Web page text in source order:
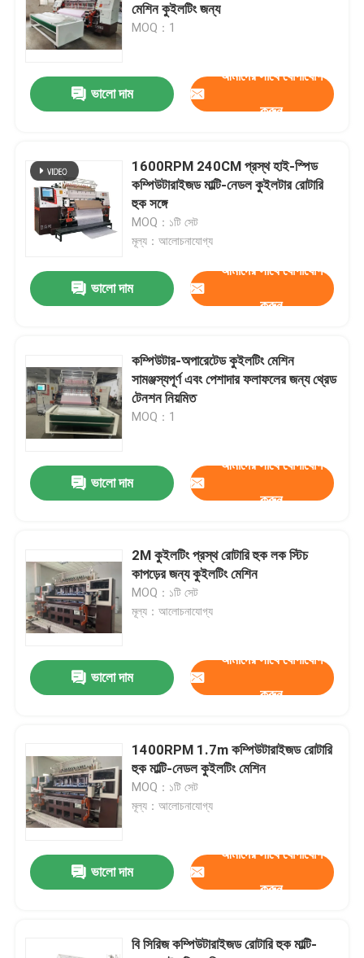
পণ্য
ভিডিও
ভিআর শো
কারখানা পরিদর্শন
গুণমান নিয়ন্ত্রণ
আমাদের সাথে যোগাযোগ করুন
মামলা
একটি উদ্ধৃতি অনুরোধ করুন
কম্পিউটারাইজড কুইলটিং মেশিন
শিল্প Quilting মেশিন
কুইলটিং সূচিকর্ম মেশিন
মেশিন কুইলটিং জন্য
MOQ：1
ভালো দাম
আমাদের সাথে যোগাযোগ
করুন
1600RPM 240CM প্রস্থ হাই-স্পিড
কম্পিউটারাইজড মাল্টি-নেডল কুইলটার রোটারি
হুক সঙ্গে
MOQ：১টি সেট
মূল্য：আলোচনাযোগ্য
ভালো দাম
আমাদের সাথে যোগাযোগ
করুন
কম্পিউটার-অপারেটেড কুইলটিং মেশিন
সামঞ্জস্যপূর্ণ এবং পেশাদার ফলাফলের জন্য থ্রেড
টেনশন নিয়মিত
MOQ：1
ভালো দাম
আমাদের সাথে যোগাযোগ
করুন
2M কুইলটিং প্রস্থ রোটারি হুক লক স্টিচ
কাপড়ের জন্য কুইলটিং মেশিন
MOQ：১টি সেট
মূল্য：আলোচনাযোগ্য
ভালো দাম
আমাদের সাথে যোগাযোগ
করুন
1400RPM 1.7m কম্পিউটারাইজড রোটারি
হুক মাল্টি-নেডল কুইলটিং মেশিন
MOQ：১টি সেট
মূল্য：আলোচনাযোগ্য
ভালো দাম
আমাদের সাথে যোগাযোগ
করুন
বি সিরিজ কম্পিউটারাইজড রোটারি হুক মাল্টি-